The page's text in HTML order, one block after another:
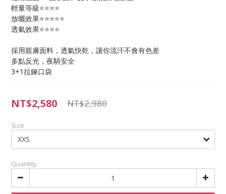
輕量等級⭐⭐⭐⭐
放曬效果⭐⭐⭐⭐⭐
透氣效果⭐⭐⭐⭐
採用親膚面料，透氣快乾，讓你流汗不會有色差
多點反光，夜騎安全
3+1拉鍊口袋
NT$2,580 NT$2,980
Size
Quantity